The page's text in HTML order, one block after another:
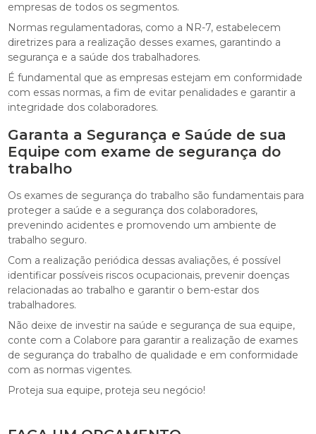
empresas de todos os segmentos.
Normas regulamentadoras, como a NR-7, estabelecem
diretrizes para a realização desses exames, garantindo a
segurança e a saúde dos trabalhadores.
É fundamental que as empresas estejam em conformidade
com essas normas, a fim de evitar penalidades e garantir a
integridade dos colaboradores.
Garanta a Segurança e Saúde de sua
Equipe com exame de segurança do
trabalho
Os exames de segurança do trabalho são fundamentais para
proteger a saúde e a segurança dos colaboradores,
prevenindo acidentes e promovendo um ambiente de
trabalho seguro.
Com a realização periódica dessas avaliações, é possível
identificar possíveis riscos ocupacionais, prevenir doenças
relacionadas ao trabalho e garantir o bem-estar dos
trabalhadores.
Não deixe de investir na saúde e segurança de sua equipe,
conte com a Colabore para garantir a realização de exames
de segurança do trabalho de qualidade e em conformidade
com as normas vigentes.
Proteja sua equipe, proteja seu negócio!